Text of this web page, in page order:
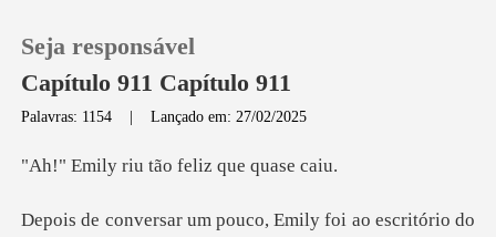
Loja
Seja responsável
Capítulo 911 Capítulo 911
Palavras: 1154 |Lançado em: 27/02/2025
iu tão feliz
foi ao escritório do